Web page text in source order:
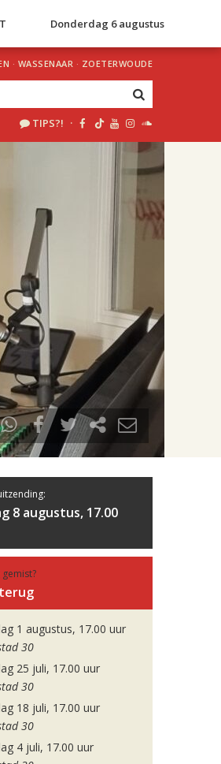
Donderdag 6 augustus
· WASSENAAR · ZOETERWOUDE
TIPS?! ·
uur 1 van 2
Volgend uur
8 augustus, 17.00
1 augustus, 17.00 uur
30
25 juli, 17.00 uur
30
18 juli, 17.00 uur
30
4 juli, 17.00 uur